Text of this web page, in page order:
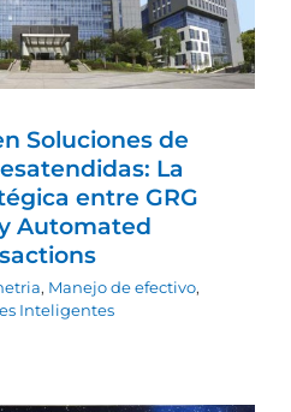
Manejo de efectivo
Inteligentes
Soluciones de
La
entre GRG
Automated
, Manejo de efectivo,
Inteligentes